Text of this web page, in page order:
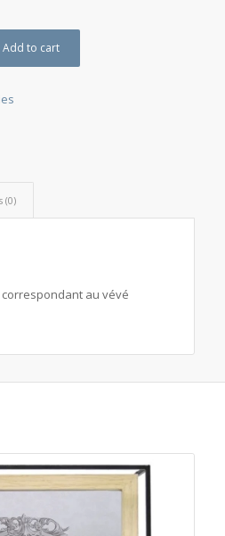
Add to cart
(0)
correspondant au vévé